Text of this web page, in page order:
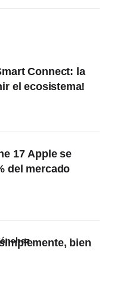
Connect: la
el ecosistema!
17 Apple se
del mercado
bien